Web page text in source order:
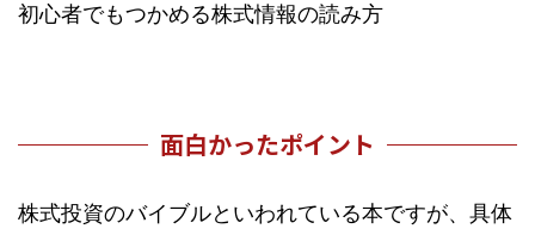
初心者でもつかめる株式情報の読み方
面白かったポイント
株式投資のバイブルといわれている本ですが、具体